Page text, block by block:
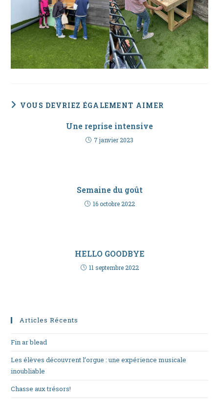
VOUS DEVRIEZ ÉGALEMENT AIMER
Une reprise intensive
7 janvier 2023
Semaine du goût
16 octobre 2022
HELLO GOODBYE
11 septembre 2022
Articles Récents
Fin ar blead
Les élèves découvrent l’orgue : une expérience musicale
inoubliable
Chasse aux trésors!